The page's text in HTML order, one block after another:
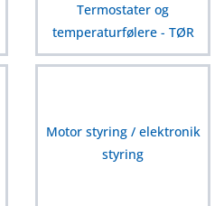
Termostater og
temperaturfølere - TØR
Motor styring / elektronik
styring